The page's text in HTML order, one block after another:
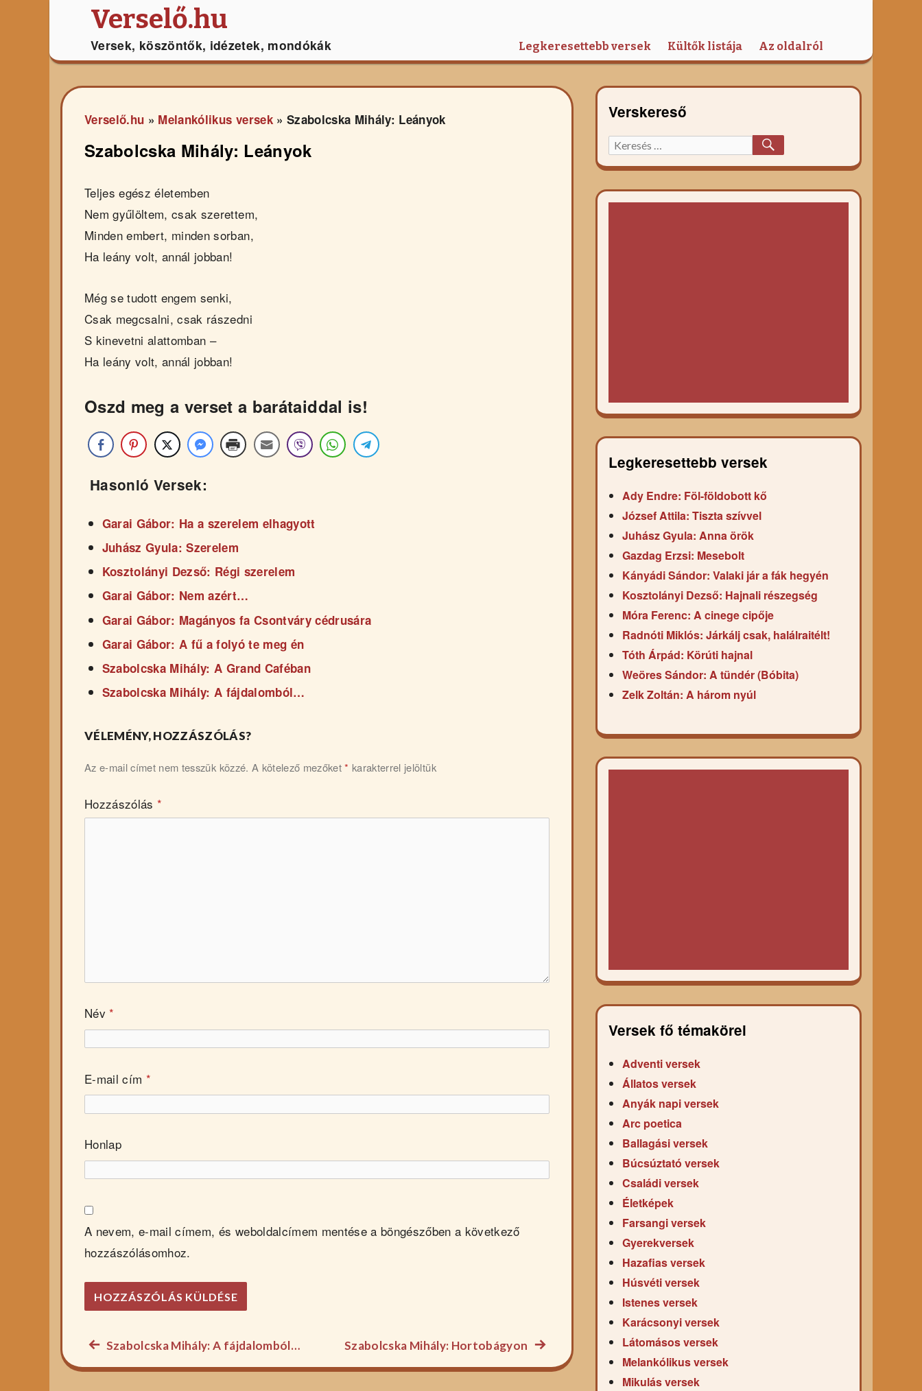
Verselő.hu
Versek, köszöntők, idézetek, mondókák Legkeresettebb versek Kültők listája Az oldalról
Verselő.hu » Melankólikus versek» Szabolcska Mihály: Leányok
Szabolcska Mihály: Leányok
Teljes egész életemben
Nem gyűlöltem, csak szerettem,
Minden embert, minden sorban,
Ha leány volt, annál jobban!
Még se tudott engem senki,
Csak megcsalni, csak rászedni
S kinevetni alattomban –
Ha leány volt, annál jobban!
Oszd meg a verset a barátaiddal is!
Hasonló Versek:
Garai Gábor: Ha a szerelem elhagyott
Juhász Gyula: Szerelem
Kosztolányi Dezső: Régi szerelem
Garai Gábor: Nem azért…
Garai Gábor: Magányos fa Csontváry cédrusára
Garai Gábor: A fű a folyó te meg én
Szabolcska Mihály: A Grand Caféban
Szabolcska Mihály: A fájdalomból…
VÉLEMÉNY, HOZZÁSZÓLÁS?
Az e-mail címet nem tesszük közzé. A kötelező mezőket* karakterrel jelöltük
Hozzászólás *
Név *
E-mail cím *
Honlap
A nevem, e-mail címem, és weboldalcímem mentése a böngészőben a következő
hozzászólásomhoz.
Bejegyzés
Előző
főzelék
Szabolcska Mihály: A fájdalomból… Szabolcska Mihály: Hortobágyon Következő
főzelék
Verskereső
Keresett
főzelék
Legkeresettebb versek
Ady Endre: Föl-földobott kő
József Attila: Tiszta szívvel
Juhász Gyula: Anna örök
Gazdag Erzsi: Mesebolt
Kányádi Sándor: Valaki jár a fák hegyén
Kosztolányi Dezső: Hajnali részegség
Móra Ferenc: A cinege cipője
Radnóti Miklós: Járkálj csak, halálraitélt!
Tóth Árpád: Körúti hajnal
Weöres Sándor: A tündér (Bóbita)
Zelk Zoltán: A három nyúl
Versek fő témakörei
Adventi versek
Állatos versek
Anyák napi versek
Arc poetica
Ballagási versek
Búcsúztató versek
Családi versek
Életképek
Farsangi versek
Gyerekversek
Hazafias versek
Húsvéti versek
Istenes versek
Karácsonyi versek
Látomásos versek
Melankólikus versek
Mikulás versek